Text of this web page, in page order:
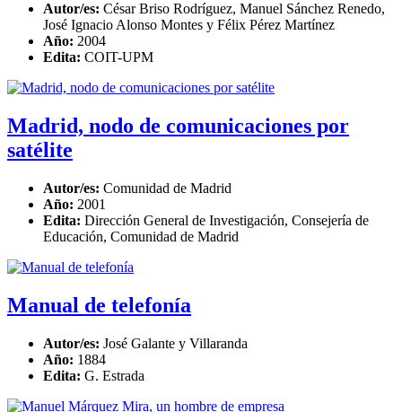
Autor/es: César Briso Rodríguez, Manuel Sánchez Renedo,
José Ignacio Alonso Montes y Félix Pérez Martínez
Año: 2004
Edita: COIT-UPM
Madrid, nodo de comunicaciones por
satélite
Autor/es: Comunidad de Madrid
Año: 2001
Edita: Dirección General de Investigación, Consejería de
Educación, Comunidad de Madrid
Manual de telefonía
Autor/es: José Galante y Villaranda
Año: 1884
Edita: G. Estrada